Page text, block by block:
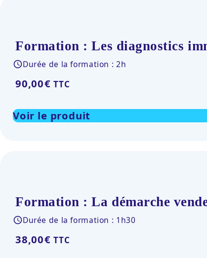
Formation : Les diagnostics
Durée de la formation : 2h
90,00€ TTC
Voir le produit
Formation : La démarche
Durée de la formation : 1h30
38,00€ TTC